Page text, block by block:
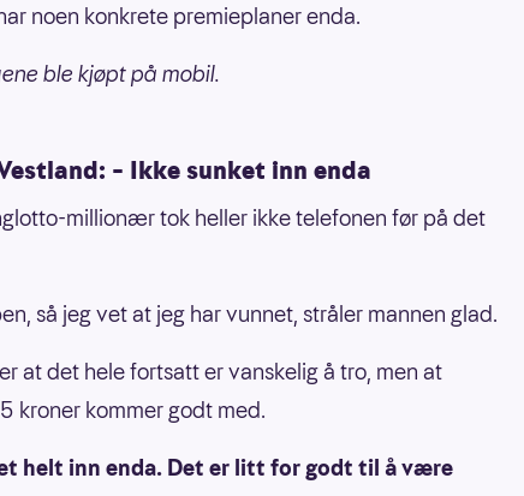
noen konkrete premieplaner enda.
ble kjøpt på mobil.
– Ikke sunket inn enda
millionær tok heller ikke telefonen før på det
så jeg vet at jeg har vunnet, stråler mannen glad.
at det hele fortsatt er vanskelig å tro, men at
kroner kommer godt med.
helt inn enda. Det er litt for godt til å være